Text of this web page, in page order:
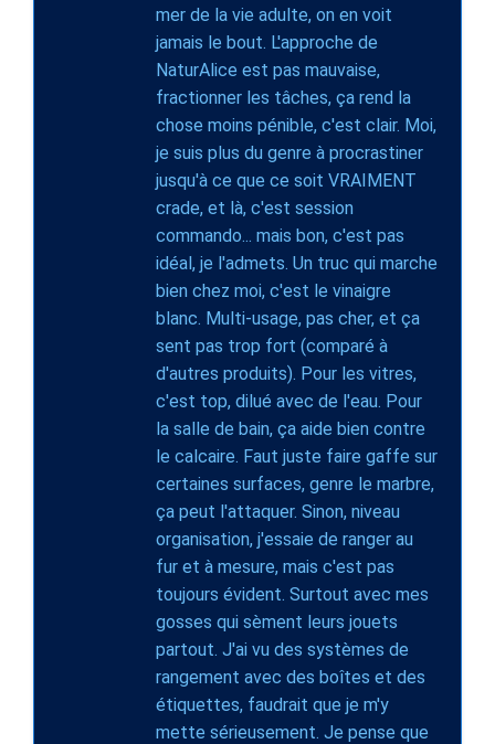
mer de la vie adulte, on en voit
jamais le bout. L'approche de
NaturAlice est pas mauvaise,
fractionner les tâches, ça rend la
chose moins pénible, c'est clair. Moi,
je suis plus du genre à procrastiner
jusqu'à ce que ce soit VRAIMENT
crade, et là, c'est session
commando... mais bon, c'est pas
idéal, je l'admets. Un truc qui marche
bien chez moi, c'est le vinaigre
blanc. Multi-usage, pas cher, et ça
sent pas trop fort (comparé à
d'autres produits). Pour les vitres,
c'est top, dilué avec de l'eau. Pour
la salle de bain, ça aide bien contre
le calcaire. Faut juste faire gaffe sur
certaines surfaces, genre le marbre,
ça peut l'attaquer. Sinon, niveau
organisation, j'essaie de ranger au
fur et à mesure, mais c'est pas
toujours évident. Surtout avec mes
gosses qui sèment leurs jouets
partout. J'ai vu des systèmes de
rangement avec des boîtes et des
étiquettes, faudrait que je m'y
mette sérieusement. Je pense que